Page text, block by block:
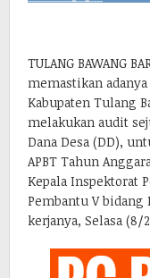
TULANG BAWANG
memastikan
Kabupaten Tulang
melakukan audit
Dana Desa (DD),
APBT Tahun
Kepala Inspektorat
Pembantu V
kerjanya, Selasa (8/